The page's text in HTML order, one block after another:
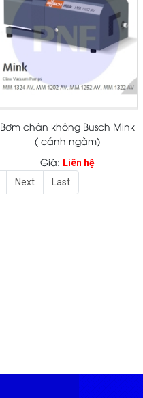
Bơm chân không Busch Mink
( cánh ngàm)
Giá: Liên hệ
Next Last